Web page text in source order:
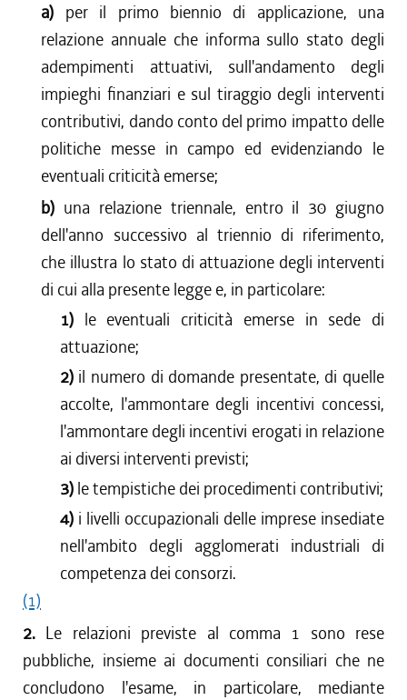
a) per il primo biennio di applicazione, una
relazione annuale che informa sullo stato degli
adempimenti attuativi, sull'andamento degli
impieghi finanziari e sul tiraggio degli interventi
contributivi, dando conto del primo impatto delle
politiche messe in campo ed evidenziando le
eventuali criticità emerse;
b) una relazione triennale, entro il 30 giugno
dell'anno successivo al triennio di riferimento,
che illustra lo stato di attuazione degli interventi
di cui alla presente legge e, in particolare:
1) le eventuali criticità emerse in sede di
attuazione;
2) il numero di domande presentate, di quelle
accolte, l'ammontare degli incentivi concessi,
l'ammontare degli incentivi erogati in relazione
ai diversi interventi previsti;
3) le tempistiche dei procedimenti contributivi;
4) i livelli occupazionali delle imprese insediate
nell'ambito degli agglomerati industriali di
competenza dei consorzi.
(1)
2. Le relazioni previste al comma 1 sono rese
pubbliche, insieme ai documenti consiliari che ne
concludono l'esame, in particolare, mediante